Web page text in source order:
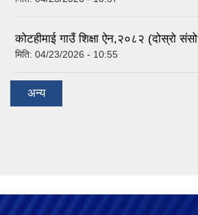
कोटहीमाई गाउँ शिक्षा ऐन,२०८२ (दोस्रो
मिति: 04/23/2026 - 10:55
अन्य